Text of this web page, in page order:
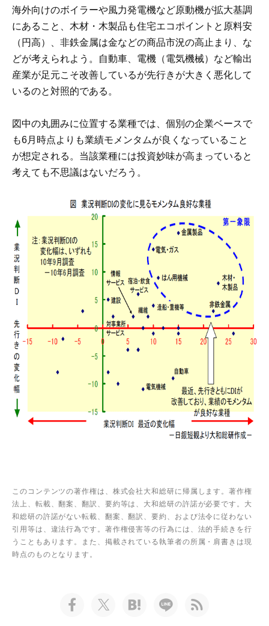
海外向けのボイラーや風力発電機など原動機が拡大基調
にあること、木材・木製品も住宅エコポイントと原料安
（円高）、非鉄金属は金などの商品市況の高止まり、な
どが考えられよう。自動車、電機（電気機械）など輸出
産業が足元こそ改善しているが先行きが大きく悪化して
いるのと対照的である。
図中の丸囲みに位置する業種では、個別の企業ベースで
も6月時点よりも業績モメンタムが良くなっていること
が想定される。当該業種には投資妙味が高まっていると
考えても不思議はないだろう。
このコンテンツの著作権は、株式会社大和総研に帰属します。著作権
法上、転載、翻案、翻訳、要約等は、大和総研の許諾が必要です。大
和総研の許諾がない転載、翻案、翻訳、要約、および法令に従わない
引用等は、違法行為です。著作権侵害等の行為には、法的手続きを行
うこともあります。また、掲載されている執筆者の所属・肩書きは現
時点のものとなります。